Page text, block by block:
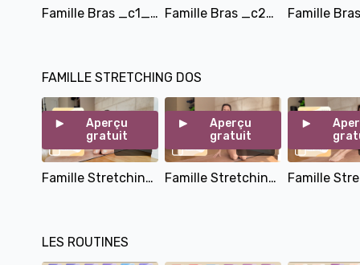
Famille Bras _c1_les Pompes Triceps Famille Bras _c2_la Traction Latérale
FAMILLE STRETCHING DOS
Aperçu
gratuit
Famille Stretching Dos_c1_la Position Du Repos
Aperçu
gratuit
Famille Stretching Dos_c2_la Détente Lombaire
LES ROUTINES